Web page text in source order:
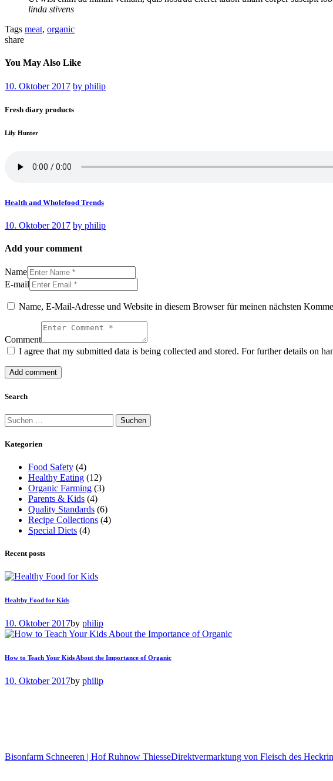
linda stivens
Tags meat, organic
share
You May Also Like
10. Oktober 2017 by philip
Fresh diary products
Lily Hunter
Health and Wholefood Trends
10. Oktober 2017 by philip
Add your comment
Name
E-mail
Name, E-Mail-Adresse und Website in diesem Browser für meinen nächsten
Comment
I agree that my submitted data is being collected and stored. For further details on
Search
Suchen
nach:
Kategorien
Food Safety (4)
Healthy Eating (12)
Organic Farming (3)
Parents & Kids (4)
Quality Standards (6)
Recipe Collections (4)
Special Diets (4)
Recent posts
Healthy Food for Kids
10. Oktober 2017by philip
How to Teach Your Kids About the Importance of Organic
10. Oktober 2017by philip
Bisonfarm Schneeren | Hof Ruhnow ThiesseDirektvermarktung von Fleisch des